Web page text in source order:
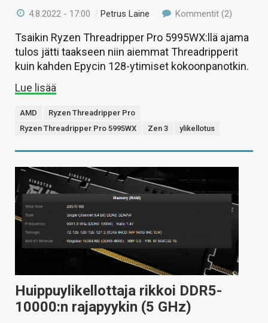
4.8.2022 - 17:00 / Petrus Laine Kommentit (2)
Tsaikin Ryzen Threadripper Pro 5995WX:llä ajama
tulos jätti taakseen niin aiemmat Threadripperit
kuin kahden Epycin 128-ytimiset kokoonpanotkin.
Lue lisää
AMD
Ryzen Threadripper Pro
Ryzen Threadripper Pro 5995WX
Zen 3 ylikellotus
Huippuylikellottaja rikkoi DDR5-
10000:n rajapyykin (5 GHz)